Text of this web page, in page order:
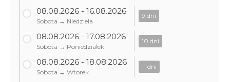
08.08.2026 - 16.08.2026
Sobota → Niedziela
9 dni
08.08.2026 - 17.08.2026
Sobota → Poniedziałek
10 dni
08.08.2026 - 18.08.2026
Sobota → Wtorek
11 dni